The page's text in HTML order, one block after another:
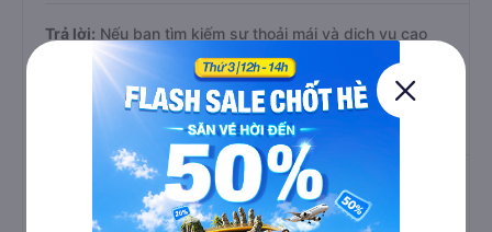
Trả lời: Nếu bạn tìm kiếm sự thoải mái và dịch vụ cao
cấp, các hãng limousine nổi bật trên tuyến Di Linh - Lâm
Đồng - Sài Gòn là
Tư Tiến, Đà Lạt ơi và An Anh
Limousine. Đây đều là những nhà xe được nhiều khách
hàng đánh giá cao về chất lượng phục vụ.
Hãng xe limousine đi Sài Gòn có
giá rẻ nhất là hãng nào?